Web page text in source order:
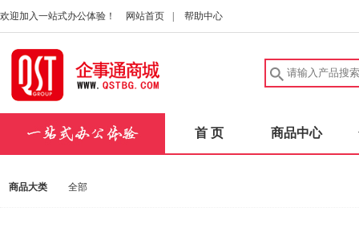
欢迎加入一站式办公体验！ 网站首页 帮助中心
首 页 商品中心
商品大类 全部